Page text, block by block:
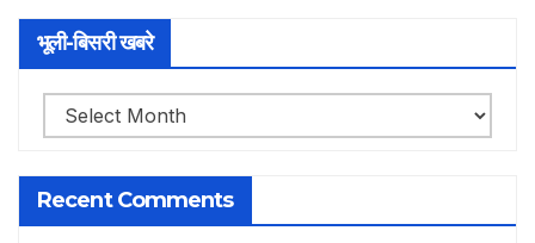
भूली-बिसरी खबरे
भूली-
बिसरी
खबरे
Recent Comments